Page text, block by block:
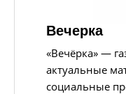
Вечерка
«Вечёрка» —
актуальные
социальные